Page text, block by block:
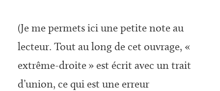
(Je me permets ici une petite note au
lecteur. Tout au long de cet ouvrage, «
extrême-droite » est écrit avec un trait
d’union, ce qui est une erreur